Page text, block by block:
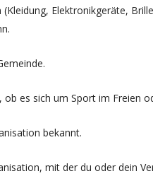
Elektronikgeräte,
ob es sich um Sport im Freien
bekannt.
mit der du oder dein